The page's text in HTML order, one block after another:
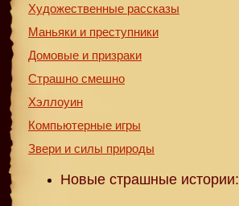
Художественные рассказы
Маньяки и преступники
Домовые и призраки
Страшно смешно
Хэллоуин
Компьютерные игры
Звери и силы природы
Новые страшные истории: